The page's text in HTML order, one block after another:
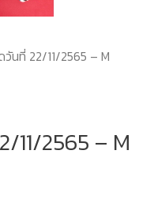
นที่ 22/11/2565 – M
2565 – M